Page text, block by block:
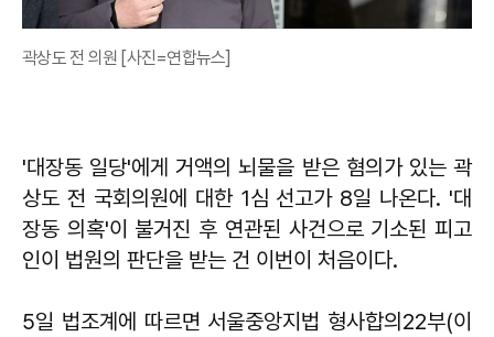
곽상도 전 의원 [사진=연합뉴스]
'대장동 일당'에게 거액의 뇌물을 받은 혐의가 있는 곽
상도 전 국회의원에 대한 1심 선고가 8일 나온다. '대
장동 의혹'이 불거진 후 연관된 사건으로 기소된 피고
인이 법원의 판단을 받는 건 이번이 처음이다.
5일 법조계에 따르면 서울중앙지법 형사합의22부(이